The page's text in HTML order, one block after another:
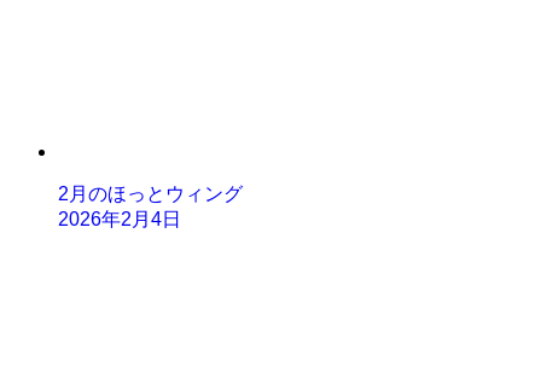
2月のほっとウィング
2026年2月4日